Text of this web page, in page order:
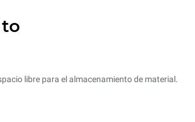
libre para el almacenamiento de material.